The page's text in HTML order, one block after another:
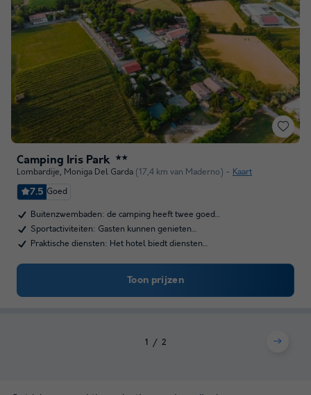
Camping Iris Park ★★
Lombardije, Moniga Del Garda (17,4 km van Maderno) Kaart
7.5 Goed
Buitenzwembaden: de camping heeft twee goed…
Sportactiviteiten: Gasten kunnen genieten…
Praktische diensten: Het hotel biedt diensten…
Toon prijzen
1 2